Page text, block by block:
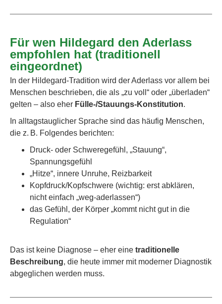
Für wen Hildegard den Aderlass
empfohlen hat (traditionell
eingeordnet)
In der Hildegard-Tradition wird der Aderlass vor allem bei
Menschen beschrieben, die als „zu voll“ oder „überladen“
gelten – also eher Fülle-/Stauungs-Konstitution.
In alltagstauglicher Sprache sind das häufig Menschen,
die z. B. Folgendes berichten:
Druck- oder Schweregefühl, „Stauung“,
Spannungsgefühl
„Hitze“, innere Unruhe, Reizbarkeit
Kopfdruck/Kopfschwere (wichtig: erst abklären,
nicht einfach „weg-aderlassen“)
das Gefühl, der Körper „kommt nicht gut in die
Regulation“
Das ist keine Diagnose – eher eine traditionelle
Beschreibung, die heute immer mit moderner Diagnostik
abgeglichen werden muss.